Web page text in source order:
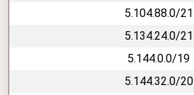
5.104.88.0/21
5.134.24.0/21
5.144.0.0/19
5.144.32.0/20